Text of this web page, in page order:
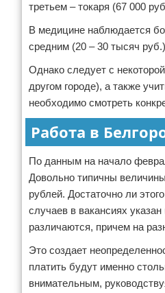
третьем – токаря (67 000
В медицине наблюдается
средним (20 – 30 тысяч
Однако следует с
другом городе), а также
необходимо смотреть
Работа в
По данным на начало
Довольно типичны
рублей. Достаточно ли
случаев в вакансиях
различаются, причем на
Это создает
платить будут именно
внимательным,